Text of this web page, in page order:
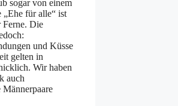
sogar von einem
für alle“ ist
Ferne. Die
und Küsse
gelten in
Wir haben
auch
Männerpaare